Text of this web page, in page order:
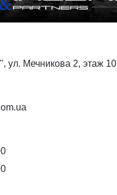
ул. Мечникова 2, этаж 10